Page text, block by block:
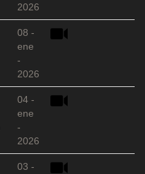
2026
08 -
ene
-
2026
04 -
ene
-
2026
03 -